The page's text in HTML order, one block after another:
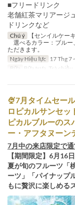
■フリードリンク
老舗紅茶マリアージ
ドリンクなど
Chú ý
【センイルケー
選べるカラー：ブルー
ただきます。
Ngày Hiệu lực 17 Thg 7
Bữa
Bữa trưa, Trà chiều
🍨7月タイムセー
ロピカルサンセ
ピカルブルーのス
ー・アフタヌーン
7月中の来店限定で
【期間限定】6月16
夏が旬のフルーツ「
ーツ」「パイナップ
もに贅沢に楽しめる